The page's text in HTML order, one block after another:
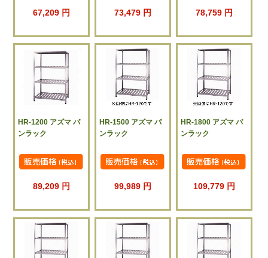
67,209 円 73,479 円 78,759 円
HR-1200 アズマ パ
ンラック
89,209 円
HR-1500 アズマ パ
ンラック
99,989 円
HR-1800 アズマ パ
ンラック
109,779 円